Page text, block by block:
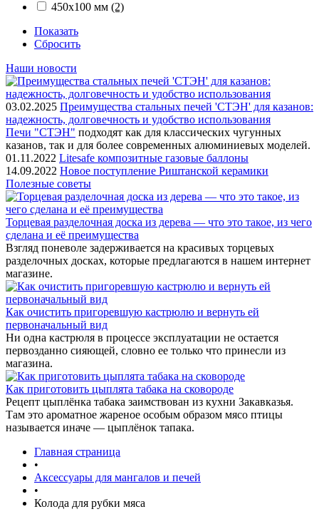
450х100 мм (2)
Показать
Сбросить
Наши новости
03.02.2025 Преимущества стальных печей 'СТЭН' для казанов:
надежность, долговечность и удобство использования
Печи "СТЭН" подходят как для классических чугунных
казанов, так и для более современных алюминиевых моделей.
01.11.2022 Litesafe композитные газовые баллоны
14.09.2022 Новое поступление Риштанской керамики
Полезные советы
Торцевая разделочная доска из дерева — что это такое, из чего
сделана и её преимущества
Взгляд поневоле задерживается на красивых торцевых
разделочных досках, которые предлагаются в нашем интернет
магазине.
Как очистить пригоревшую кастрюлю и вернуть ей
первоначальный вид
Ни одна кастрюля в процессе эксплуатации не остается
первозданно сияющей, словно ее только что принесли из
магазина.
Как приготовить цыплята табака на сковороде
Рецепт цыплёнка табака заимствован из кухни Закавказья.
Там это ароматное жареное особым образом мясо птицы
называется иначе — цыплёнок тапака.
Главная страница
•
Аксессуары для мангалов и печей
•
Колода для рубки мяса